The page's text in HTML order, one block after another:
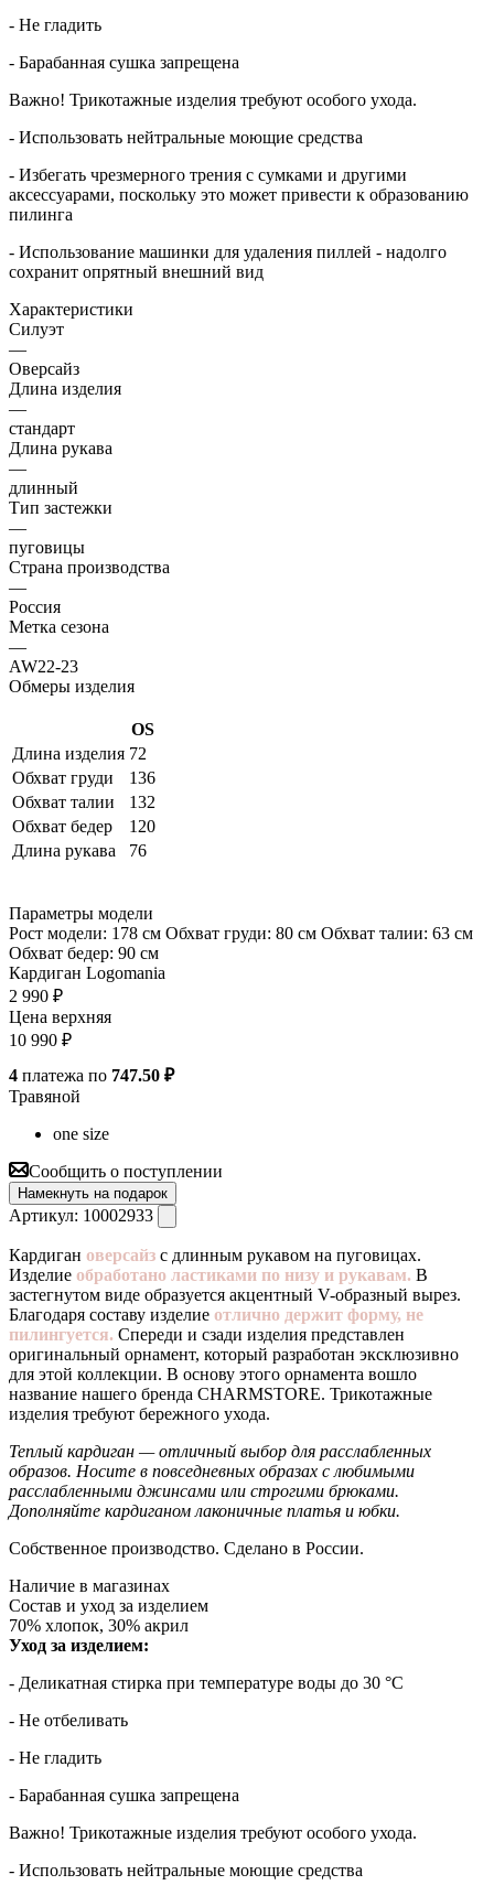
- Не гладить
- Барабанная сушка запрещена
Важно! Трикотажные изделия требуют особого ухода.
- Использовать нейтральные моющие средства
- Избегать чрезмерного трения с сумками и другими
аксессуарами, поскольку это может привести к образованию
пилинга
- Использование машинки для удаления пиллей - надолго
сохранит опрятный внешний вид
Характеристики
Силуэт
—
Оверсайз
Длина изделия
—
стандарт
Длина рукава
—
длинный
Тип застежки
—
пуговицы
Страна производства
—
Россия
Метка сезона
—
AW22-23
Обмеры изделия
OS
Длина изделия 72
Обхват груди
136
Обхват талии
132
Обхват бедер
120
Длина рукава
76
Параметры модели
Рост модели: 178 см Обхват груди: 80 см Обхват талии: 63 см
Обхват бедер: 90 см
Кардиган Logomania
2 990 ₽
Цена верхняя
10 990 ₽
4 платежа по 747.50 ₽
Травяной
one size
Сообщить о поступлении
Намекнуть на подарок
Артикул: 10002933
Кардиган оверсайз с длинным рукавом на пуговицах.
Изделие обработано ластиками по низу и рукавам. В
застегнутом виде образуется акцентный V-образный вырез.
Благодаря составу изделие отлично держит форму, не
пилингуется. Спереди и сзади изделия представлен
оригинальный орнамент, который разработан эксклюзивно
для этой коллекции. В основу этого орнамента вошло
название нашего бренда CHARMSTORE. Трикотажные
изделия требуют бережного ухода.
Теплый кардиган — отличный выбор для расслабленных
образов. Носите в повседневных образах с любимыми
расслабленными джинсами или строгими брюками.
Дополняйте кардиганом лаконичные платья и юбки.
Собственное производство. Сделано в России.
Наличие в магазинах
Состав и уход за изделием
70% хлопок, 30% акрил
Уход за изделием:
- Деликатная стирка при температуре воды до 30 °C
- Не отбеливать
- Не гладить
- Барабанная сушка запрещена
Важно! Трикотажные изделия требуют особого ухода.
- Использовать нейтральные моющие средства